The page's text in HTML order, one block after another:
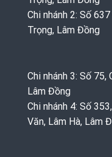
Chi nhánh 2: Số
Trọng, Lâm Đồng
Chi nhánh 3: Số
Lâm Đồng
Chi nhánh 4: Số
Văn, Lâm Hà, Lâm